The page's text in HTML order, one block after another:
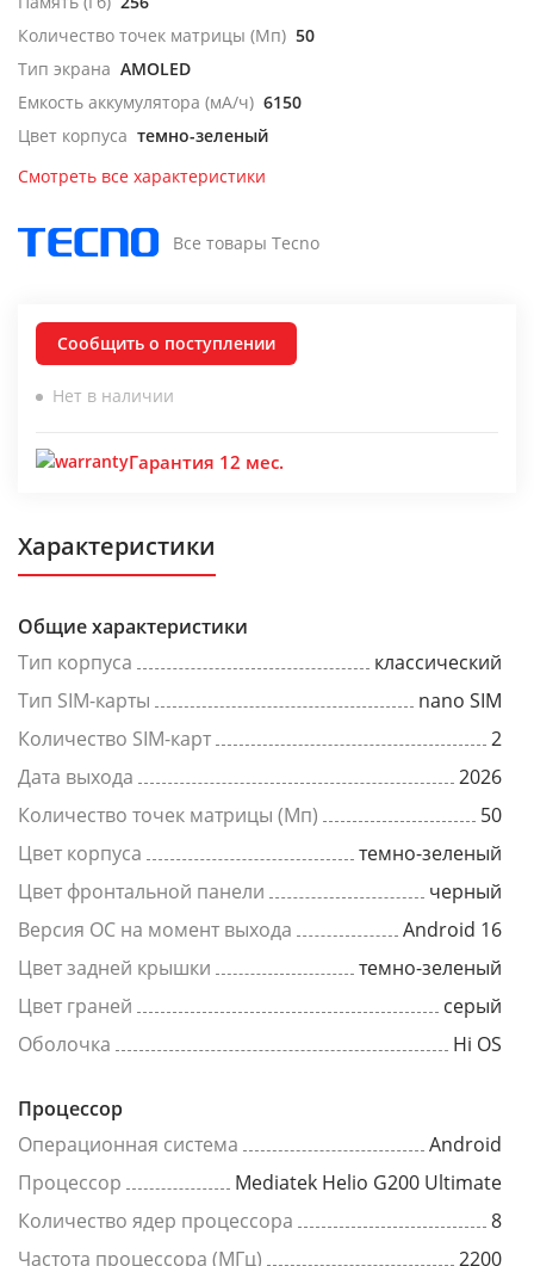
Количество точек матрицы (Мп) 50
Тип экрана AMOLED
Емкость аккумулятора (мА/ч) 6150
Цвет корпуса темно-зеленый
Смотреть все характеристики
Все товары Tecno
Сообщить о поступлении
Нет в наличии
Гарантия 12 мес.
Характеристики
Общие характеристики
Тип корпуса
классический
Тип SIM-карты
nano SIM
Количество SIM-карт
2
Дата выхода
2026
Количество точек матрицы (Мп)
50
Цвет корпуса
темно-зеленый
Цвет фронтальной панели
черный
Версия ОС на момент выхода
Android 16
Цвет задней крышки
темно-зеленый
Цвет граней
серый
Оболочка
Hi OS
Процессор
Операционная система
Android
Процессор
Mediatek Helio G200 Ultimate
Количество ядер процессора
8
Частота процессора (МГц)
2200